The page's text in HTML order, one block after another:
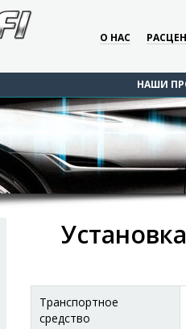
О НАС
НАШИ
Транспортное
средство